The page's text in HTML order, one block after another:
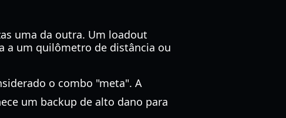
uma da outra. Um loadout
a um quilômetro de distância ou
o combo "meta". A
um backup de alto dano para